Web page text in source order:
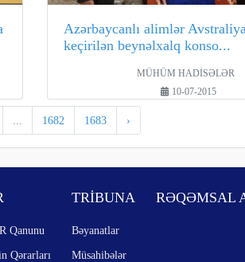
Azərbaycanlı alimlər
keçirilən beynəlxalq konso...
MÜHÜM HADİSƏLƏR
10-07-2015
1682 1683 ›
Qanunu
Qərarları
TRİBUNA
Bəyanatlar
Müsahibələr
RƏQƏMSAL